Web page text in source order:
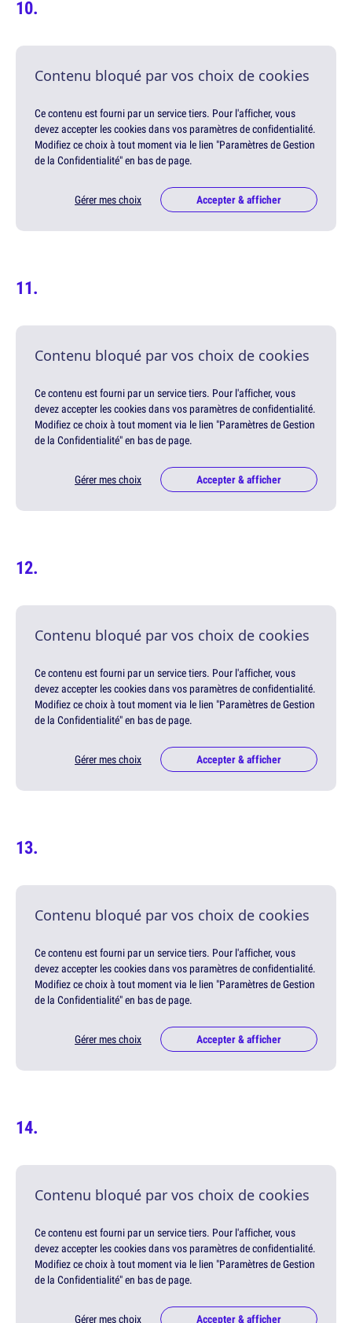
Contenu bloqué par vos choix de cookies
Ce contenu est fourni par un service tiers. Pour l'afficher, vous
devez accepter les cookies dans vos paramètres de confidentialité.
Modifiez ce choix à tout moment via le lien "Paramètres de Gestion
de la Confidentialité" en bas de page.
Gérer mes choix Accepter & afficher
Contenu bloqué par vos choix de cookies
Ce contenu est fourni par un service tiers. Pour l'afficher, vous
devez accepter les cookies dans vos paramètres de confidentialité.
Modifiez ce choix à tout moment via le lien "Paramètres de Gestion
de la Confidentialité" en bas de page.
Gérer mes choix Accepter & afficher
Contenu bloqué par vos choix de cookies
Ce contenu est fourni par un service tiers. Pour l'afficher, vous
devez accepter les cookies dans vos paramètres de confidentialité.
Modifiez ce choix à tout moment via le lien "Paramètres de Gestion
de la Confidentialité" en bas de page.
Gérer mes choix Accepter & afficher
Contenu bloqué par vos choix de cookies
Ce contenu est fourni par un service tiers. Pour l'afficher, vous
devez accepter les cookies dans vos paramètres de confidentialité.
Modifiez ce choix à tout moment via le lien "Paramètres de Gestion
de la Confidentialité" en bas de page.
Gérer mes choix Accepter & afficher
Contenu bloqué par vos choix de cookies
Ce contenu est fourni par un service tiers. Pour l'afficher, vous
devez accepter les cookies dans vos paramètres de confidentialité.
Modifiez ce choix à tout moment via le lien "Paramètres de Gestion
de la Confidentialité" en bas de page.
Gérer mes choix Accepter & afficher